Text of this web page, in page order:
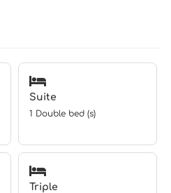
Suite
1 Double bed (s)
Triple